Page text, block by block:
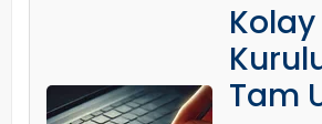
Kolay
Tam